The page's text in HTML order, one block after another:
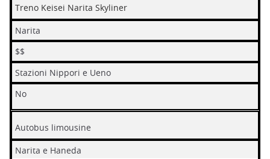
Treno Keisei Narita Skyliner
Narita
$$
Stazioni Nippori e Ueno
No
Autobus limousine
Narita e Haneda